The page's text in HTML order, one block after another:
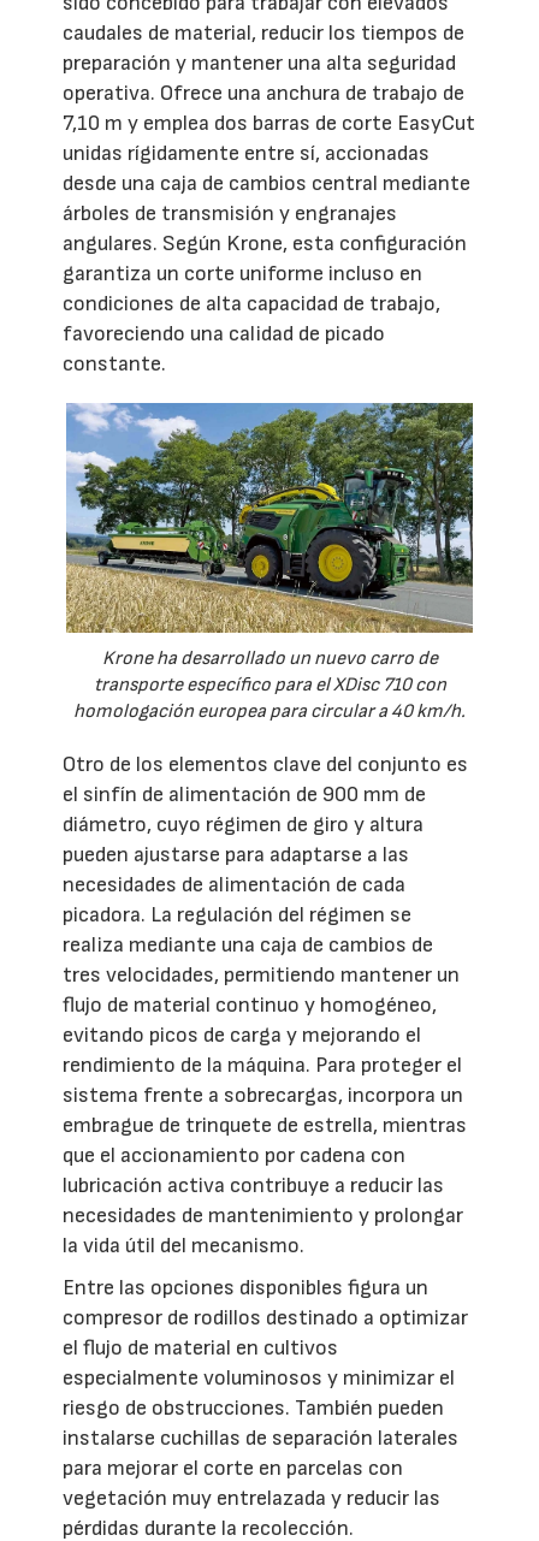
caudales de material, reducir los tiempos de
preparación y mantener una alta seguridad
operativa. Ofrece una anchura de trabajo de
7,10 m y emplea dos barras de corte EasyCut
unidas rígidamente entre sí, accionadas
desde una caja de cambios central mediante
árboles de transmisión y engranajes
angulares. Según Krone, esta configuración
garantiza un corte uniforme incluso en
condiciones de alta capacidad de trabajo,
favoreciendo una calidad de picado
constante.
Krone ha desarrollado un nuevo carro de
transporte específico para el XDisc 710 con
homologación europea para circular a 40 km/h.
Otro de los elementos clave del conjunto es
el sinfín de alimentación de 900 mm de
diámetro, cuyo régimen de giro y altura
pueden ajustarse para adaptarse a las
necesidades de alimentación de cada
picadora. La regulación del régimen se
realiza mediante una caja de cambios de
tres velocidades, permitiendo mantener un
flujo de material continuo y homogéneo,
evitando picos de carga y mejorando el
rendimiento de la máquina. Para proteger el
sistema frente a sobrecargas, incorpora un
embrague de trinquete de estrella, mientras
que el accionamiento por cadena con
lubricación activa contribuye a reducir las
necesidades de mantenimiento y prolongar
la vida útil del mecanismo.
Entre las opciones disponibles figura un
compresor de rodillos destinado a optimizar
el flujo de material en cultivos
especialmente voluminosos y minimizar el
riesgo de obstrucciones. También pueden
instalarse cuchillas de separación laterales
para mejorar el corte en parcelas con
vegetación muy entrelazada y reducir las
pérdidas durante la recolección.